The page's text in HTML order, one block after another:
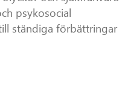
psykosocial
ständiga förbättringar